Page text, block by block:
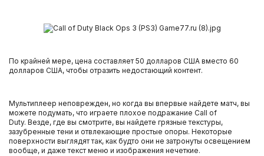
По крайней мере, цена составляет 50 долларов США вместо 60
долларов США, чтобы отразить недостающий контент.
Мультиплеер неповрежден, но когда вы впервые найдете матч, вы
можете подумать, что играете плохое подражание Call of
Duty. Везде, где вы смотрите, вы найдете грязные текстуры,
зазубренные тени и отвлекающие простые опоры. Некоторые
поверхности выглядят так, как будто они не затронуты освещением
вообще, и даже текст меню и изображения нечеткие.